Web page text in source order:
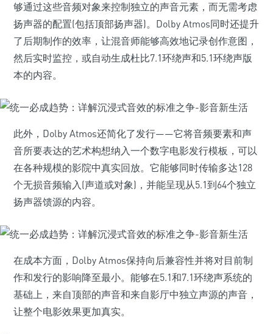
够通过这些音频对象来控制独立的声音元素，而无需考虑
扬声器的配置(包括顶部扬声器)。Dolby Atmos同时还提升
了后期制作的效率，让混音师能够高效地记录创作意图，
然后实时监控，或自动生成杜比7.1环绕声和5.1环绕声版
本的内容。
此外，Dolby Atmos还简化了发行——它将音频要素和声
音所要表达的艺术构想纳入一个数字电影发行模板，可以
在各种规模的影院中真实回放。它能够同时传输多达128
个无损音频输入(声道或对象)，并能呈现从5.1到64个独立
扬声器馈源的内容。
在成本方面，Dolby Atmos保持向后兼容性并将对目前制
作和发行的影响降至最小。能够在5.1和7.1环绕声系统的
基础上，来自顶部的声音和来自影厅中独立声源的声音，
让整个电影效果更加真实。